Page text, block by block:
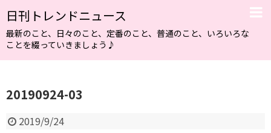
日刊トレンドニュース
最新のこと、日々のこと、定番のこと、普通のこと、いろいろな
ことを綴っていきましょう♪
20190924-03
2019/9/24